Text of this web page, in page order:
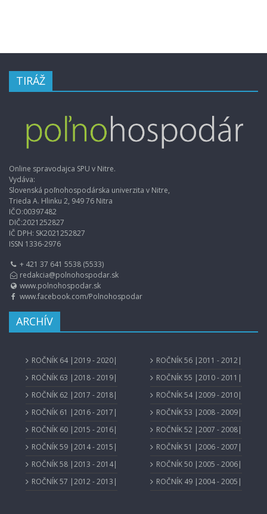
TIRÁŽ
Online spravodajca SPU v Nitre.
Vydáva:
Slovenská poľnohospodárska univerzita v Nitre,
Trieda A. Hlinku 2, 949 76 Nitra
IČO:00397482
DIČ:2021252827
IČ DPH: SK2021252827
ISSN 1336-2976
+ 421 37 641 5538 (5533)
redakcia@polnohospodar.sk
www.polnohospodar.sk
www.facebook.com/Polnohospodar
ARCHÍV
ROČNÍK 64 |2019 - 2020|
ROČNÍK 63 |2018 - 2019|
ROČNÍK 62 |2017 - 2018|
ROČNÍK 61 |2016 - 2017|
ROČNÍK 60 |2015 - 2016|
ROČNÍK 59 |2014 - 2015|
ROČNÍK 58 |2013 - 2014|
ROČNÍK 57 |2012 - 2013|
ROČNÍK 56 |2011 - 2012|
ROČNÍK 55 |2010 - 2011|
ROČNÍK 54 |2009 - 2010|
ROČNÍK 53 |2008 - 2009|
ROČNÍK 52 |2007 - 2008|
ROČNÍK 51 |2006 - 2007|
ROČNÍK 50 |2005 - 2006|
ROČNÍK 49 |2004 - 2005|